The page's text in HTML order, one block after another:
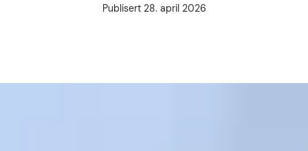
Forfatter
Publisert dato
Publisert 28. april 2026